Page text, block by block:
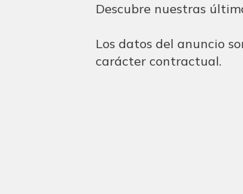
Descubre nuestras
Los datos del anuncio
carácter contractual.